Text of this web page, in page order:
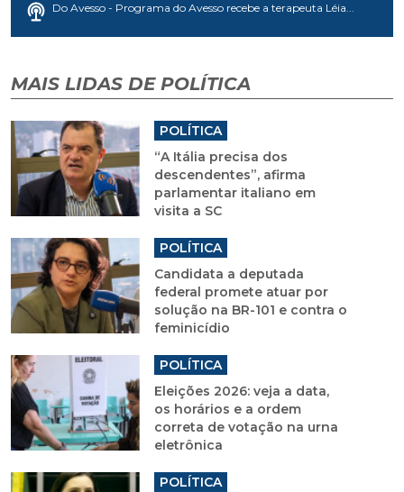
Do Avesso - Programa do Avesso recebe a terapeuta Léia...
MAIS LIDAS DE POLÍTICA
POLÍTICA
“A Itália precisa dos
descendentes”, afirma
parlamentar italiano em
visita a SC
POLÍTICA
Candidata a deputada
federal promete atuar por
solução na BR-101 e contra o
feminicídio
POLÍTICA
Eleições 2026: veja a data,
os horários e a ordem
correta de votação na urna
eletrônica
POLÍTICA